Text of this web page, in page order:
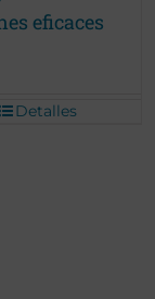
eficaces
Detalles